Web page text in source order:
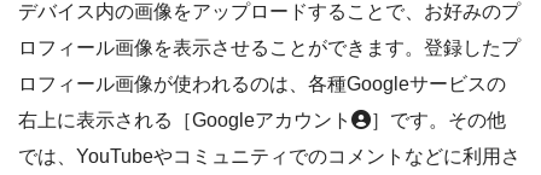
デバイス内の画像をアップロードすることで、お好みのプ
ロフィール画像を表示させることができます。登録したプ
ロフィール画像が使われるのは、各種Googleサービスの
右上に表示される［Googleアカウント
］です。その他
では、YouTubeやコミュニティでのコメントなどに利用さ